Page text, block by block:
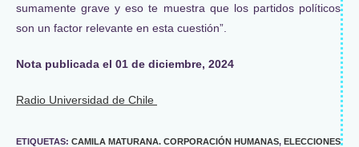
sumamente grave y eso te muestra que los partidos políticos
son un factor relevante en esta cuestión”.
Nota publicada el 01 de diciembre, 2024
Radio Universidad de Chile
ETIQUETAS: CAMILA MATURANA. CORPORACIÓN HUMANAS, ELECCIONES